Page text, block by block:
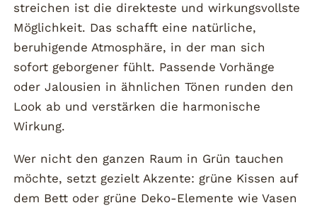
streichen ist die direkteste und wirkungsvollste
Möglichkeit. Das schafft eine natürliche,
beruhigende Atmosphäre, in der man sich
sofort geborgener fühlt. Passende Vorhänge
oder Jalousien in ähnlichen Tönen runden den
Look ab und verstärken die harmonische
Wirkung.
Wer nicht den ganzen Raum in Grün tauchen
möchte, setzt gezielt Akzente: grüne Kissen auf
dem Bett oder grüne Deko-Elemente wie Vasen